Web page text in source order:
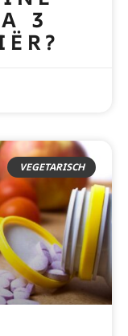
3
VEGETARISCH